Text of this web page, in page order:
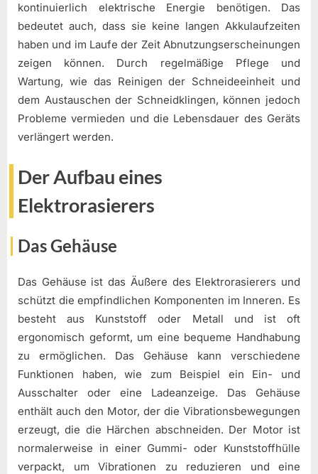
kontinuierlich elektrische Energie benötigen. Das
bedeutet auch, dass sie keine langen Akkulaufzeiten
haben und im Laufe der Zeit Abnutzungserscheinungen
zeigen können. Durch regelmäßige Pflege und
Wartung, wie das Reinigen der Schneideeinheit und
dem Austauschen der Schneidklingen, können jedoch
Probleme vermieden und die Lebensdauer des Geräts
verlängert werden.
Der Aufbau eines
Elektrorasierers
Das Gehäuse
Das Gehäuse ist das Äußere des Elektrorasierers und
schützt die empfindlichen Komponenten im Inneren. Es
besteht aus Kunststoff oder Metall und ist oft
ergonomisch geformt, um eine bequeme Handhabung
zu ermöglichen. Das Gehäuse kann verschiedene
Funktionen haben, wie zum Beispiel ein Ein- und
Ausschalter oder eine Ladeanzeige. Das Gehäuse
enthält auch den Motor, der die Vibrationsbewegungen
erzeugt, die die Härchen abschneiden. Der Motor ist
normalerweise in einer Gummi- oder Kunststoffhülle
verpackt, um Vibrationen zu reduzieren und eine